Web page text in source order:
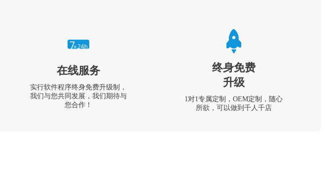
在线服务
实行软件程序终身免费升级制，
我们与您共同发展，我们期待与
您合作！
终身免费
升级
1对1专属定制，OEM定制，随心
所欲，可以做到千人千店